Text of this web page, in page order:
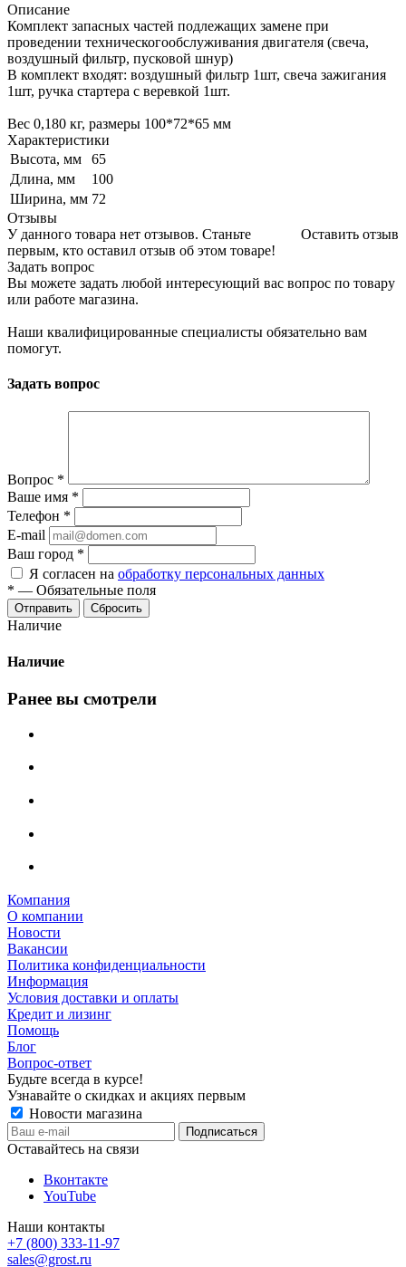
Описание
Комплект запасных частей подлежащих замене при
проведении техническогообслуживания двигателя (свеча,
воздушный фильтр, пусковой шнур)
В комплект входят: воздушный фильтр 1шт, свеча зажигания
1шт, ручка стартера с веревкой 1шт.
Вес 0,180 кг, размеры 100*72*65 мм
Характеристики
Высота, мм
65
Длина, мм
100
Ширина, мм 72
Отзывы
Оставить отзыв
У данного товара нет отзывов. Станьте
первым, кто оставил отзыв об этом товаре!
Задать вопрос
Вы можете задать любой интересующий вас вопрос по товару
или работе магазина.
Наши квалифицированные специалисты обязательно вам
помогут.
Задать вопрос
Вопрос *
Ваше имя *
Телефон *
E-mail
Ваш город *
Я согласен на обработку персональных данных
* — Обязательные поля
Сбросить
Наличие
Наличие
Ранее вы смотрели
Компания
О компании
Новости
Вакансии
Политика конфиденциальности
Информация
Условия доставки и оплаты
Кредит и лизинг
Помощь
Блог
Вопрос-ответ
Будьте всегда в курсе!
Узнавайте о скидках и акциях первым
Новости магазина
Оставайтесь на связи
Вконтакте
YouTube
Наши контакты
+7 (800) 333-11-97
sales@grost.ru